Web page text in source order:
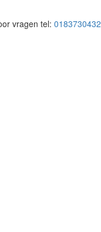
vragen tel: 0183730432